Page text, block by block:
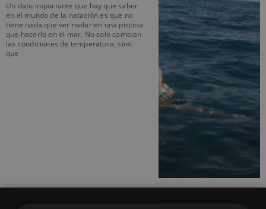
Un dato importante que hay que saber
en el mundo de la natación es que no
tiene nada que ver nadar en una piscina
que hacerlo en el mar. No solo cambian
las condiciones de temperatura, sino
que